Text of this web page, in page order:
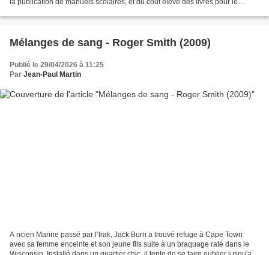
Mélanges de sang - Roger Smith (2009)
Publié le 29/04/2026 à 11:25
Par Jean-Paul Martin
A ncien Marine passé par l’Irak, Jack Burn a trouvé refuge à Cape Town
avec sa femme enceinte et son jeune fils suite à un braquage raté dans le